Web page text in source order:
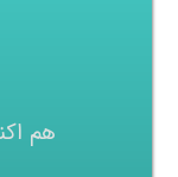
هم